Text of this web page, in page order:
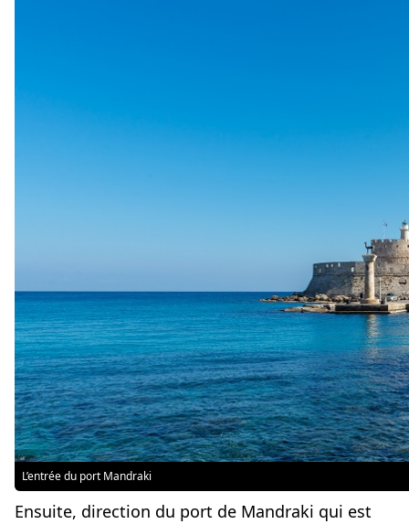
L’entrée du port Mandraki
Ensuite, direction du port de Mandraki qui est